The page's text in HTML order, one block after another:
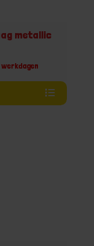
metallic